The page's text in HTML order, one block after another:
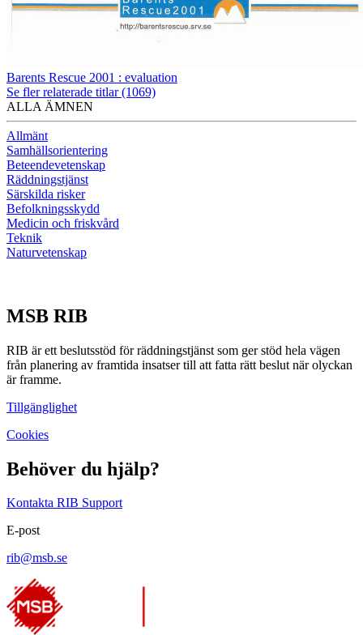
Barents Rescue 2001 : evaluation
Se fler relaterade titlar (1069)
ALLA ÄMNEN
Allmänt
Samhällsorientering
Beteendevetenskap
Räddningstjänst
Särskilda risker
Befolkningsskydd
Medicin och friskvård
Teknik
Naturvetenskap
MSB RIB
RIB är ett beslutsstöd för räddningstjänst som ger stöd hela vägen
från planering av framtida insatser till att fatta rätt beslut när olyckan
är framme.
Tillgänglighet
Cookies
Behöver du hjälp?
Kontakta RIB Support
E-post
rib@msb.se